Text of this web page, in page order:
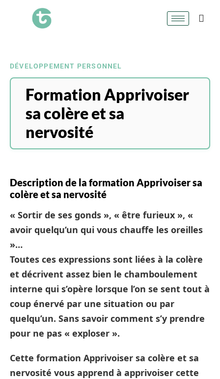
DÉVELOPPEMENT PERSONNEL
Formation Apprivoiser
sa colère et sa
nervosité
Description de la formation Apprivoiser sa
colère et sa nervosité
« Sortir de ses gonds », « être furieux », «
avoir quelqu’un qui vous chauffe les oreilles
»…
Toutes ces expressions sont liées à la colère
et décrivent assez bien le chamboulement
interne qui s’opère lorsque l’on se sent tout à
coup énervé par une situation ou par
quelqu’un. Sans savoir comment s’y prendre
pour ne pas « exploser ».
Cette formation Apprivoiser sa colère et sa
nervosité vous apprend à apprivoiser cette